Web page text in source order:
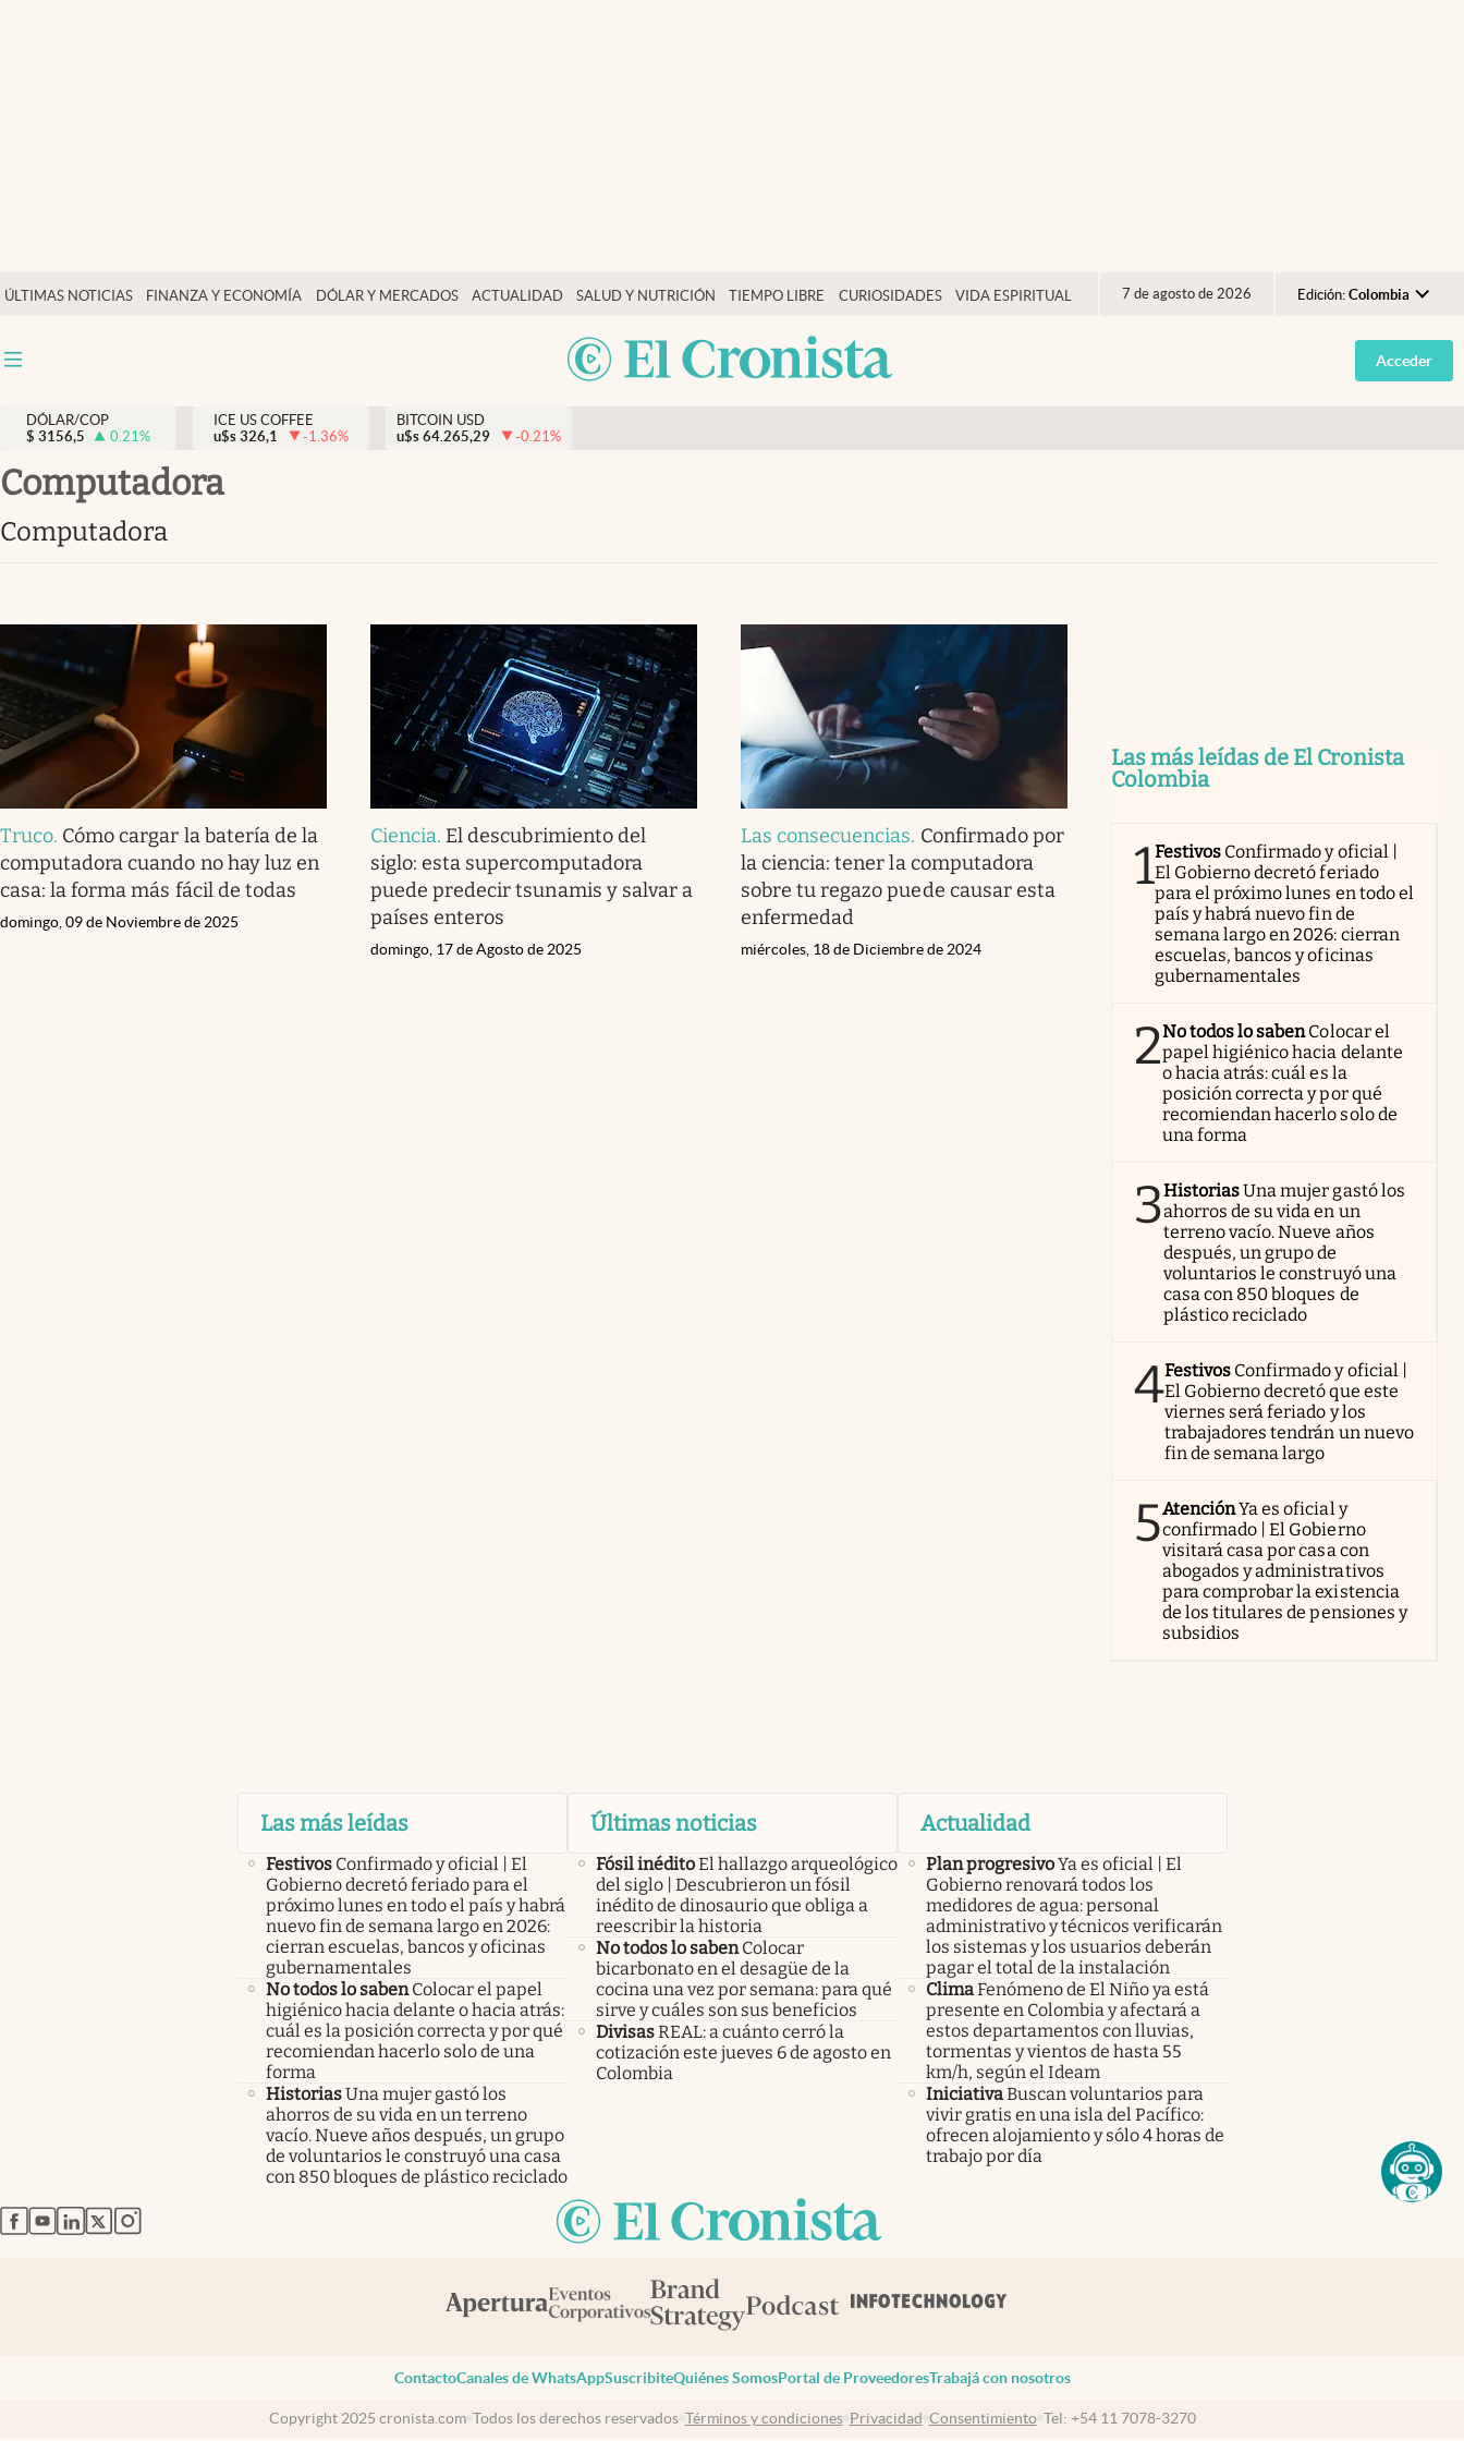
ÚLTIMAS NOTICIAS FINANZA Y ECONOMÍA DÓLAR Y MERCADOS ACTUALIDAD SALUD Y NUTRICIÓN TIEMPO LIBRE CURIOSIDADES VIDA ESPIRITUAL 7 de agosto de 2026 Edición: Colombia
Argentina
España
Dólar y mercados
Acceder
DÓLAR/COP
$ 3156,5 0.21%
ICE US COFFEE
u$s 326,1 -1.36%
BITCOIN USD
u$s 64.265,29 -0.21%
computadora
computadora
Truco. Cómo cargar la batería de la
computadora cuando no hay luz en
casa: la forma más fácil de todas
domingo, 09 de Noviembre de 2025
Ciencia. El descubrimiento del
siglo: esta supercomputadora
puede predecir tsunamis y salvar a
países enteros
domingo, 17 de Agosto de 2025
Las consecuencias. Confirmado por
la ciencia: tener la computadora
sobre tu regazo puede causar esta
enfermedad
miércoles, 18 de Diciembre de 2024
Las más leídas de El Cronista
Colombia
1Festivos Confirmado y oficial |
El Gobierno decretó feriado
para el próximo lunes en todo el
país y habrá nuevo fin de
semana largo en 2026: cierran
escuelas, bancos y oficinas
gubernamentales
2No todos lo sabenColocar el
papel higiénico hacia delante
o hacia atrás: cuál es la
posición correcta y por qué
recomiendan hacerlo solo de
una forma
3HistoriasUna mujer gastó los
ahorros de su vida en un
terreno vacío. Nueve años
después, un grupo de
voluntarios le construyó una
casa con 850 bloques de
plástico reciclado
4Festivos Confirmado y oficial |
El Gobierno decretó que este
viernes será feriado y los
trabajadores tendrán un nuevo
fin de semana largo
5AtenciónYa es oficial y
confirmado | El Gobierno
visitará casa por casa con
abogados y administrativos
para comprobar la existencia
de los titulares de pensiones y
subsidios
Las más leídas
Festivos Confirmado y oficial | El
Gobierno decretó feriado para el
próximo lunes en todo el país y habrá
nuevo fin de semana largo en 2026:
cierran escuelas, bancos y oficinas
gubernamentales
No todos lo saben Colocar el papel
higiénico hacia delante o hacia atrás:
cuál es la posición correcta y por qué
recomiendan hacerlo solo de una
forma
HistoriasUna mujer gastó los
ahorros de su vida en un terreno
vacío. Nueve años después, un grupo
de voluntarios le construyó una casa
con 850 bloques de plástico reciclado
Últimas noticias
Fósil inéditoEl hallazgo arqueológico
del siglo | Descubrieron un fósil
inédito de dinosaurio que obliga a
reescribir la historia
No todos lo saben Colocar
bicarbonato en el desagüe de la
cocina una vez por semana: para qué
sirve y cuáles son sus beneficios
DivisasREAL: a cuánto cerró la
cotización este jueves 6 de agosto en
Colombia
Actualidad
Plan progresivoYa es oficial | El
Gobierno renovará todos los
medidores de agua: personal
administrativo y técnicos verificarán
los sistemas y los usuarios deberán
pagar el total de la instalación
ClimaFenómeno de El Niño ya está
presente en Colombia y afectará a
estos departamentos con lluvias,
tormentas y vientos de hasta 55
km/h, según el Ideam
IniciativaBuscan voluntarios para
vivir gratis en una isla del Pacífico:
ofrecen alojamiento y sólo 4 horas de
trabajo por día
abre en nueva pestaña
abre en nueva pestaña
abre en nueva pestaña
abre en nueva pestaña
abre en nueva pestaña
ContactoCanales de WhatsAppSuscribiteQuiénes SomosPortal de ProveedoresTrabajá con nosotros
Copyright 2025 cronista.com Todos los derechos reservados Términos y condiciones Privacidad Consentimiento Tel: +54 11 7078-3270